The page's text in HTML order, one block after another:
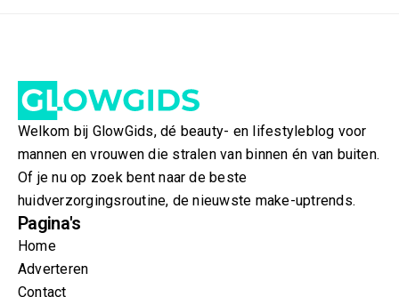
Welkom bij GlowGids, dé beauty- en lifestyleblog voor
mannen en vrouwen die stralen van binnen én van buiten.
Of je nu op zoek bent naar de beste
huidverzorgingsroutine, de nieuwste make-uptrends.
Pagina's
Home
Adverteren
Contact